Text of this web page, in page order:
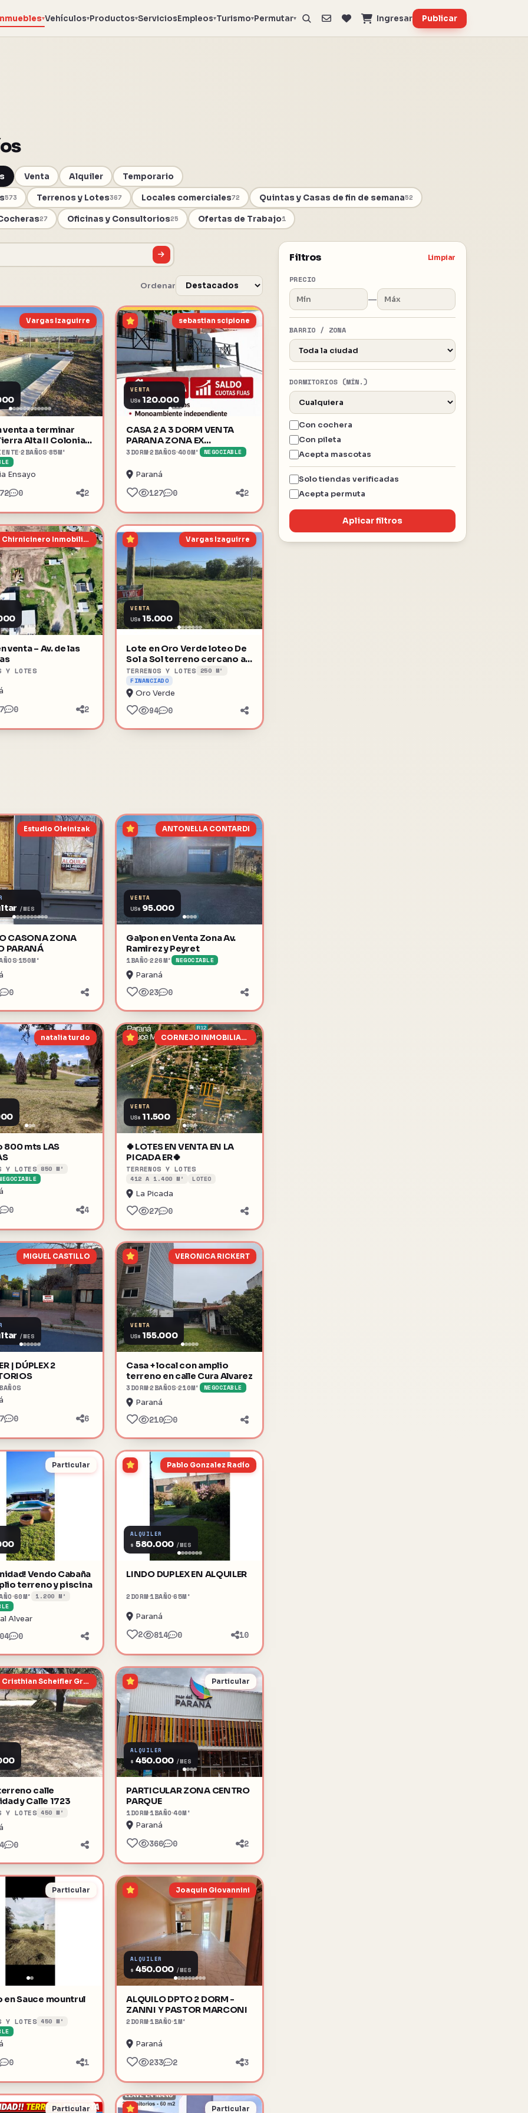
▾Vehículos▾Productos▾ServiciosEmpleos▾Turismo▾Permutar▾ Ingresar Publicar
Venta Alquiler Temporario
573 Terrenos y Lotes367 Locales comerciales72 Quintas y Casas de fin de semana52
27 Oficinas y Consultorios25 Ofertas de Trabajo1
Filtros Limpiar
PRECIO
—
BARRIO / ZONA
DORMITORIOS (MÍN.)
Con cochera
Con pileta
Acepta mascotas
Solo tiendas verificadas
Acepta permuta
Aplicar filtros
Ordenar
Vargas Izaguirre
venta a terminar
Alta II Colonia
2BAÑOS 85M²
Ensayo
0 2
sebastian scipione
VENTA
US$ 120.000
CASA 2 A 3 DORM VENTA
PARANA ZONA EX
HIPODROMO
3DORM2BAÑOS 400M² NEGOCIABLE
Paraná
127 0 2
Chirnicinero Inmobiliaria
venta – Av. de las
Y LOTES
0 2
Vargas Izaguirre
VENTA
US$ 15.000
Lote en Oro Verde loteo De
Sol a Sol terreno cercano al
poli
TERRENOS Y LOTES 250 M²
FINANCIADO
Oro Verde
94 0
Estudio Oleinizak
/MES
CASONA ZONA
PARANÁ
150M²
0
ANTONELLA CONTARDI
VENTA
US$ 95.000
Galpon en Venta Zona Av.
Ramirez y Peyret
1BAÑO226M² NEGOCIABLE
Paraná
23 0
natalia turdo
800 mts LAS
Y LOTES 850 M²
0 4
CORNEJO INMOBILIARIA
VENTA
US$ 11.500
🍀LOTES EN VENTA EN LA
PICADA ER🍀
TERRENOS Y LOTES
412 A 1.400 M² LOTEO
La Picada
27 0
MIGUEL CASTILLO
/MES
| DÚPLEX 2
0 6
VERONICA RICKERT
VENTA
US$ 155.000
Casa + local con amplio
terreno en calle Cura Alvarez
3DORM2BAÑOS 210M² NEGOCIABLE
Paraná
210 0
Particular
Vendo Cabaña
terreno y piscina
60M²
1.200 M²
Alvear
0
Pablo Gonzalez Radío
ALQUILER
$ 580.000 /MES
LINDO DUPLEX EN ALQUILER
2DORM 1BAÑO65M²
Paraná
2 814 0 10
Cristhian Scheifler Grieve
calle
y Calle 1723
Y LOTES 450 M²
0
Particular
ALQUILER
$ 450.000 /MES
PARTICULAR ZONA CENTRO
PARQUE
1DORM 1BAÑO40M²
Paraná
366 0 2
Particular
en Sauce mountrul
Y LOTES 450 M²
0 1
Joaquin Giovannini
ALQUILER
$ 450.000 /MES
ALQUILO DPTO 2 DORM -
ZANNI Y PASTOR MARCONI
2DORM 1BAÑO 1M²
Paraná
233 2 3
Particular Particular